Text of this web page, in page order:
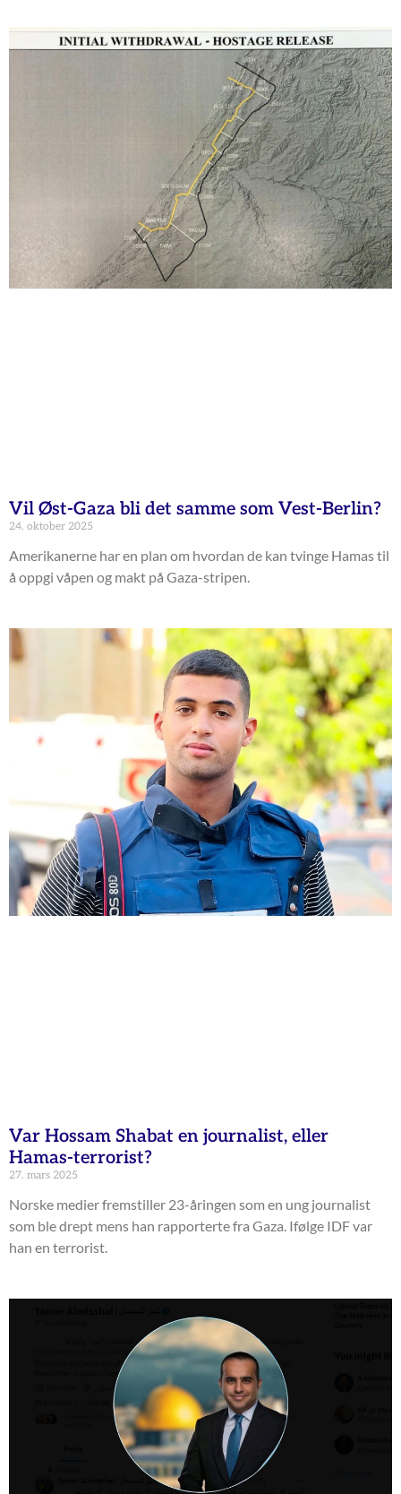
Vil Øst-Gaza bli det samme som Vest-Berlin?
24. oktober 2025
Amerikanerne har en plan om hvordan de kan tvinge Hamas til
å oppgi våpen og makt på Gaza-stripen.
Var Hossam Shabat en journalist, eller
Hamas-terrorist?
27. mars 2025
Norske medier fremstiller 23-åringen som en ung journalist
som ble drept mens han rapporterte fra Gaza. Ifølge IDF var
han en terrorist.